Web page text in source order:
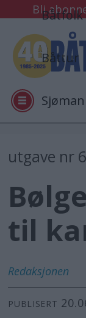
BliBåtfolk
Båttur
Arkiv
Video
utgave nr
til
Redaksjonen
PUBLISERT